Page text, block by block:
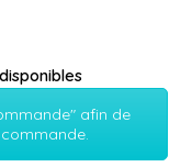
afin de